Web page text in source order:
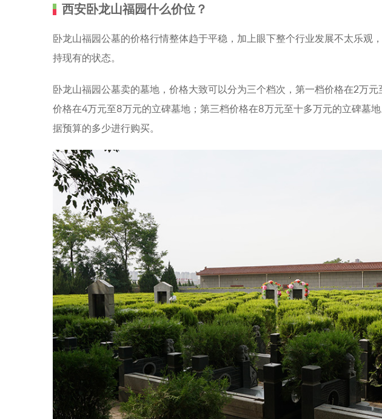
西安卧龙山福园什么价位？
卧龙山福园公墓的价格行情整体趋于平稳，加上眼下整个行业发展不太乐观
持现有的状态。
卧龙山福园公墓卖的墓地，价格大致可以分为三个档次，第一档价格在2万
价格在4万元至8万元的立碑墓地；第三档价格在8万元至十多万元的立碑墓
据预算的多少进行购买。